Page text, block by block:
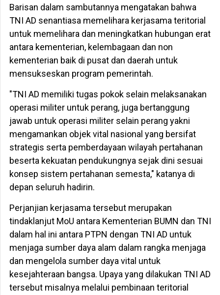
Barisan dalam sambutannya mengatakan bahwa
TNI AD senantiasa memelihara kerjasama teritorial
untuk memelihara dan meningkatkan hubungan erat
antara kementerian, kelembagaan dan non
kementerian baik di pusat dan daerah untuk
mensukseskan program pemerintah.
"TNI AD memiliki tugas pokok selain melaksanakan
operasi militer untuk perang, juga bertanggung
jawab untuk operasi militer selain perang yakni
mengamankan objek vital nasional yang bersifat
strategis serta pemberdayaan wilayah pertahanan
beserta kekuatan pendukungnya sejak dini sesuai
konsep sistem pertahanan semesta," katanya di
depan seluruh hadirin.
Perjanjian kerjasama tersebut merupakan
tindaklanjut MoU antara Kementerian BUMN dan TNI
dalam hal ini antara PTPN dengan TNI AD untuk
menjaga sumber daya alam dalam rangka menjaga
dan mengelola sumber daya vital untuk
kesejahteraan bangsa. Upaya yang dilakukan TNI AD
tersebut misalnya melalui pembinaan teritorial